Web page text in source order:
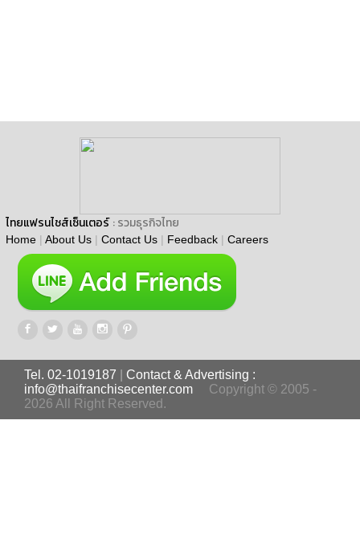
ไทยแฟรนไชส์เซ็นเตอร์ : รวมธุรกิจไทย
Home | About Us | Contact Us | Feedback | Careers
Tel. 02-1019187
Contact & Advertising :
info@thaifranchisecenter.com
Copyright © 2005 -
2026 All Right Reserved.